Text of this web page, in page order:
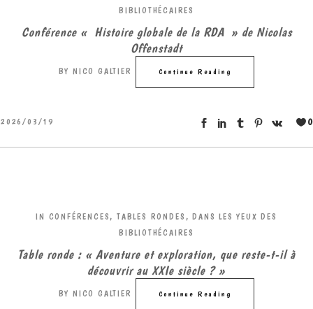
BIBLIOTHÉCAIRES
Conférence « Histoire globale de la RDA » de Nicolas
Offenstadt
BY NICO GALTIER Continue Reading
2026/03/19 0
IN CONFÉRENCES, TABLES RONDES , DANS LES YEUX DES
BIBLIOTHÉCAIRES
Table ronde : « Aventure et exploration, que reste-t-il à
découvrir au XXIe siècle ? »
BY NICO GALTIER Continue Reading